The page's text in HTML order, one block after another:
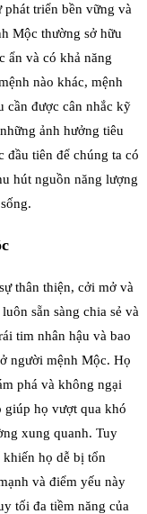
triển bền vững và
Mộc thường sở hữu
ẩn và có khả năng
nào khác, mệnh
cần được cân nhắc kỹ
ảnh hưởng tiêu
đầu tiên để chúng ta có
hút nguồn năng lượng
thân thiện, cởi mở và
sẵn sàng chia sẻ và
tim nhân hậu và bao
người mệnh Mộc. Họ
phá và không ngại
giúp họ vượt qua khó
xung quanh. Tuy
họ dễ bị tổn
và điểm yếu này
tối đa tiềm năng của